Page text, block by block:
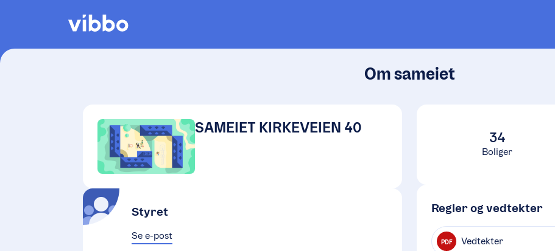
Om sameiet
SAMEIET KIRKEVEIEN 40
Styret
Se e-post
34
Boliger
Regler og vedtekter
PDF Vedtekter